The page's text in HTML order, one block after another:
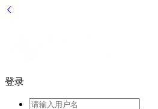
登录